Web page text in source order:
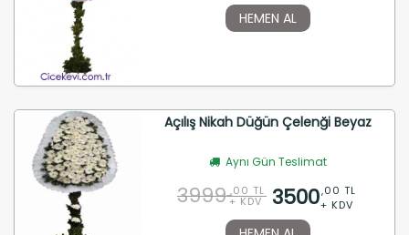
HEMEN AL
Açılış Nikah Düğün Çelenği Beyaz
Aynı Gün Teslimat
3999 ,00 TL
+ KDV 3500,00 TL
+ KDV